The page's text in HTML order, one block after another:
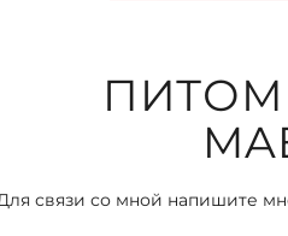
связи со мной напишите